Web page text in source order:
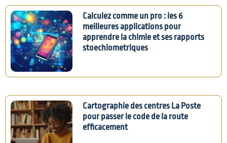
Calculez comme un pro : les 6
meilleures applications pour
apprendre la chimie et ses rapports
stoechiometriques
Cartographie des centres La Poste
pour passer le code de la route
efficacement